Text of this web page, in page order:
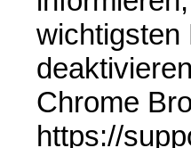
wichtigsten
Chrome
https://